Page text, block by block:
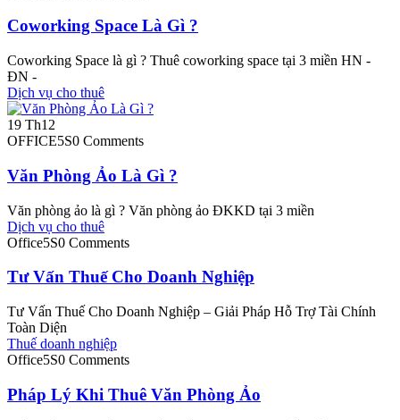
Coworking Space Là Gì ?
Coworking Space là gì ? Thuê coworking space tại 3 miền HN -
ĐN -
Dịch vụ cho thuê
19 Th12
OFFICE5S0 Comments
Văn Phòng Ảo Là Gì ?
Văn phòng ảo là gì ? Văn phòng ảo ĐKKD tại 3 miền
Dịch vụ cho thuê
Office5S0 Comments
Tư Vấn Thuế Cho Doanh Nghiệp
Tư Vấn Thuế Cho Doanh Nghiệp – Giải Pháp Hỗ Trợ Tài Chính
Toàn Diện
Thuế doanh nghiệp
Office5S0 Comments
Pháp Lý Khi Thuê Văn Phòng Ảo